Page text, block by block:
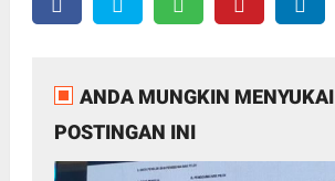
ANDA MUNGKIN MENYUKAI
POSTINGAN INI